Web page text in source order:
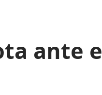
ante